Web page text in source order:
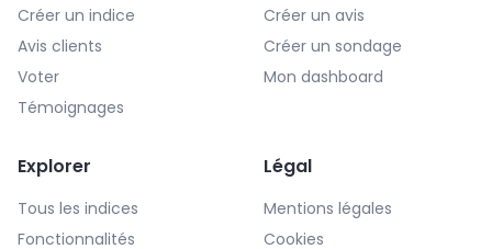
Créer un indice
Avis clients
Voter
Témoignages
Créer un avis
Créer un sondage
Mon dashboard
Explorer
Tous les indices
Fonctionnalités
Légal
Mentions légales
Cookies